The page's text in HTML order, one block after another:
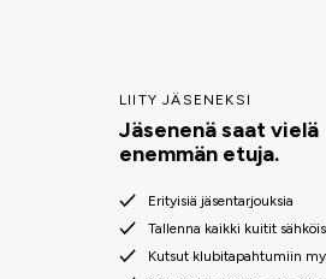
LIITY JÄSENEKSI
Jäsenenä saat vielä
enemmän etuja.
Erityisiä jäsentarjouksia
Tallenna kaikki kuitit
Kutsut klubitapahtumiin